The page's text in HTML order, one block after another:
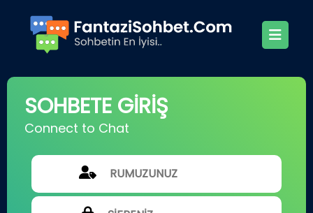
SOHBETE GİRİŞ
Connect to Chat